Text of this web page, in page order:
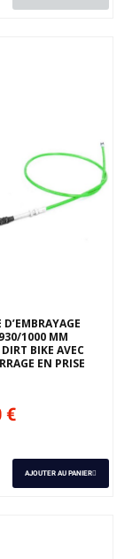
D’EMBRAYAGE
1000 MM
BIKE AVEC
EN PRISE
€
AJOUTER AU PANIER